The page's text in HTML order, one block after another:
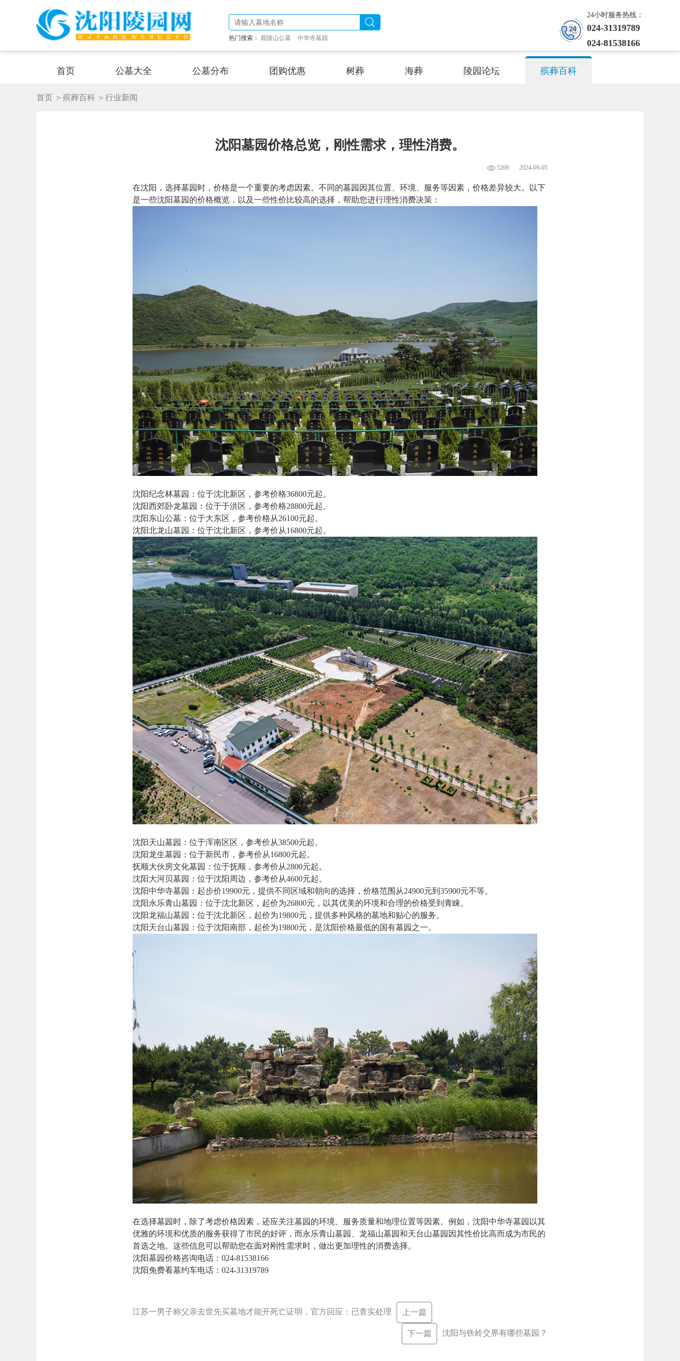
热门搜索： 观陵山公墓 中华寺墓园
24小时服务热线：
024-31319789
024-81538166
首页 公墓大全 公墓分布 团购优惠 树葬 海葬 陵园论坛 殡葬百科
首页 ＞殡葬百科 ＞行业新闻
沈阳墓园价格总览，刚性需求，理性消费。
2024-09-05
5269
在沈阳，选择墓园时，价格是一个重要的考虑因素。不同的墓园因其位置、环境、服务等因素，价格差异较大。以下
是一些沈阳墓园的价格概览，以及一些性价比较高的选择，帮助您进行理性消费决策：
沈阳纪念林墓园：位于沈北新区，参考价格36800元起。
沈阳西郊卧龙墓园：位于于洪区，参考价格28800元起。
沈阳东山公墓：位于大东区，参考价格从26100元起。
‌沈阳北龙山墓园‌：位于沈北新区，参考价从16800元起。
‌沈阳天山墓园‌：位于浑南区区，参考价从38500元起。
‌沈阳龙生墓园‌：位于新民市，参考价从16800元起。
‌抚顺大伙房文化墓园‌：位于抚顺，参考价从2800元起。
‌沈阳大河贝墓园‌：位于沈阳周边，参考价从4600元起。
‌沈阳中华寺墓园‌：起步价19900元，提供不同区域和朝向的选择，价格范围从24900元到35900元不等。
‌沈阳永乐青山墓园‌：位于沈北新区，起价为26800元，以其优美的环境和合理的价格受到青睐。
‌沈阳龙福山墓园‌：位于沈北新区，起价为19800元，提供多种风格的墓地和贴心的服务。
‌沈阳天台山墓园‌：位于沈阳南部，起价为19800元，是沈阳价格最低的国有墓园之一。
在选择墓园时，除了考虑价格因素，还应关注墓园的环境、服务质量和地理位置等因素。例如，沈阳中华寺墓园以其
优雅的环境和优质的服务获得了市民的好评，而永乐青山墓园、龙福山墓园和天台山墓园因其性价比高而成为市民的
首选之地。这些信息可以帮助您在面对刚性需求时，做出更加理性的消费选择‌。
沈阳墓园价格咨询电话：024-81538166
沈阳免费看墓约车电话：024-31319789
江苏一男子称父亲去世先买墓地才能开死亡证明，官方回应：已查实处理 上一篇
下一篇 沈阳与铁岭交界有哪些墓园？